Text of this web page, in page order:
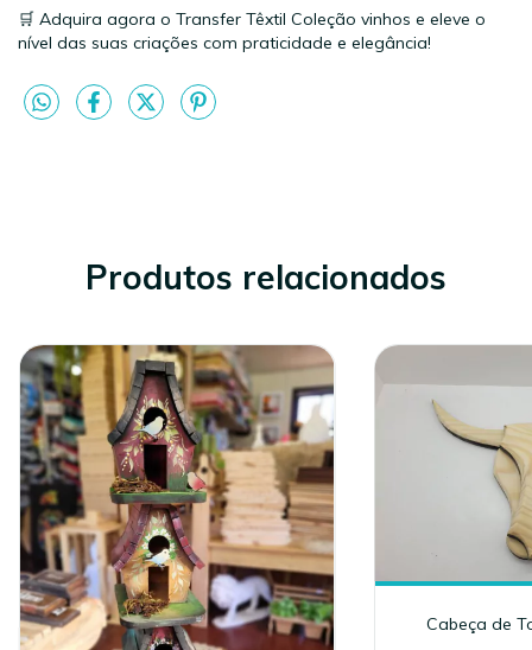
🛒 Adquira agora o Transfer Têxtil Coleção vinhos e eleve o
nível das suas criações com praticidade e elegância!
Produtos relacionados
Cabeça de